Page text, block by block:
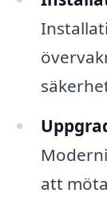
att